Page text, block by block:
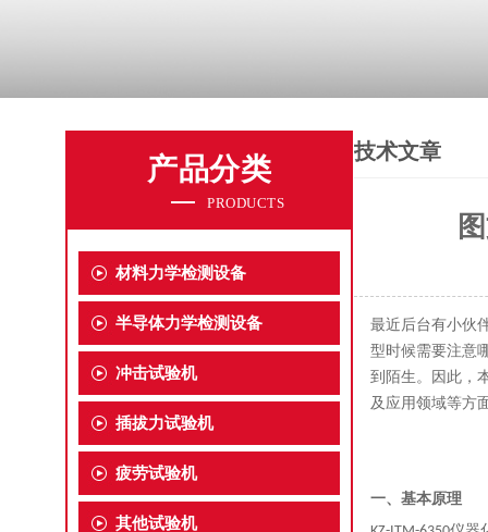
产品分类
PRODUCTS
材料力学检测设备
半导体力学检测设备
冲击试验机
插拔力试验机
疲劳试验机
其他试验机
技术文章
最近后台有小伙
型时候需要注意
到陌生。
因此，
及应用领域等方
一、基本原理